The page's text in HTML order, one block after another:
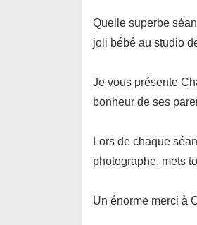
Quelle superbe
joli bébé au studio
Je vous présente
bonheur de ses
Lors de chaque
photographe, mets
Un énorme merci à